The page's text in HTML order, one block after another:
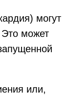
могут
может
или,